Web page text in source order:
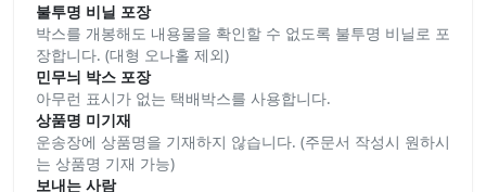
불투명 비닐 포장
박스를 개봉해도 내용물을 확인할 수 없도록 불투명 비닐로 포
장합니다. (대형 오나홀 제외)
민무늬 박스 포장
아무런 표시가 없는 택배박스를 사용합니다.
상품명 미기재
운송장에 상품명을 기재하지 않습니다. (주문서 작성시 원하시
는 상품명 기재 가능)
보내는 사람